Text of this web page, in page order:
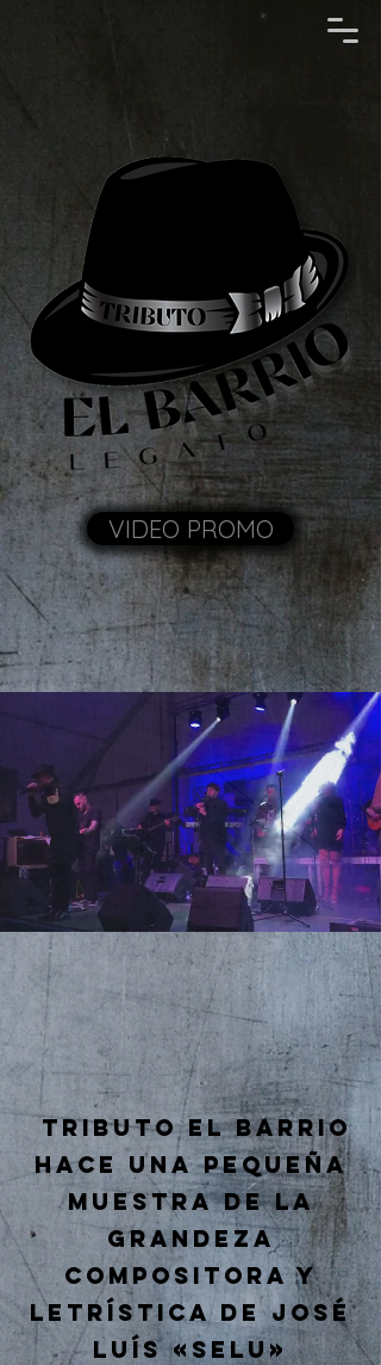
VIDEO PROMO
Tributo El Barrio
hace una pequeña
muestra de la
grandeza
compositora y
letrística de José
Luís «Selu»